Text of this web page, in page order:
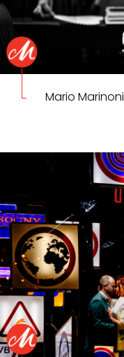
Mario Marinoni